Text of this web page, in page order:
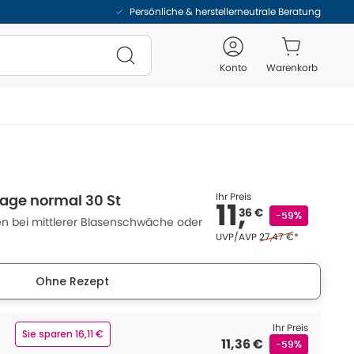
Persönliche & herstellerneutrale Beratung
Konto Warenkorb
normal 30 St
bei mittlerer Blasenschwäche oder
Ihr Preis
11,36 € -59%
UVP/AVPEhemaliger Preis (U
27,47 €*
Ohne Rezept
Sie sparen 16,11 € Ihr Preis
11,36 € -59%